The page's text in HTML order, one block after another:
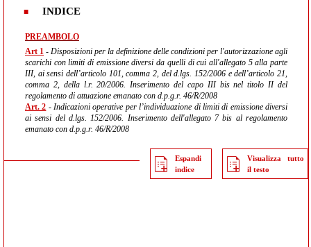
INDICE
PREAMBOLO
Art 1 - Disposizioni per la definizione delle condizioni per l'autorizzazione agli
scarichi con limiti di emissione diversi da quelli di cui all'allegato 5 alla parte
III, ai sensi dell’articolo 101, comma 2, del d.lgs. 152/2006 e dell’articolo 21,
comma 2, della l.r. 20/2006. Inserimento del capo III bis nel titolo II del
regolamento di attuazione emanato con d.p.g.r. 46/R/2008
Art. 2 - Indicazioni operative per l’individuazione di limiti di emissione diversi
ai sensi del d.lgs. 152/2006. Inserimento dell'allegato 7 bis al regolamento
emanato con d.p.g.r. 46/R/2008
Espandi
indice
Visualizza tutto
il testo